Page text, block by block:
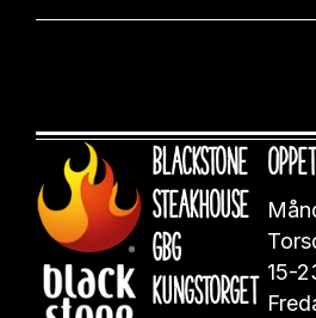
Blackstone
Steakhouse
GBG
Kungstorget 15-